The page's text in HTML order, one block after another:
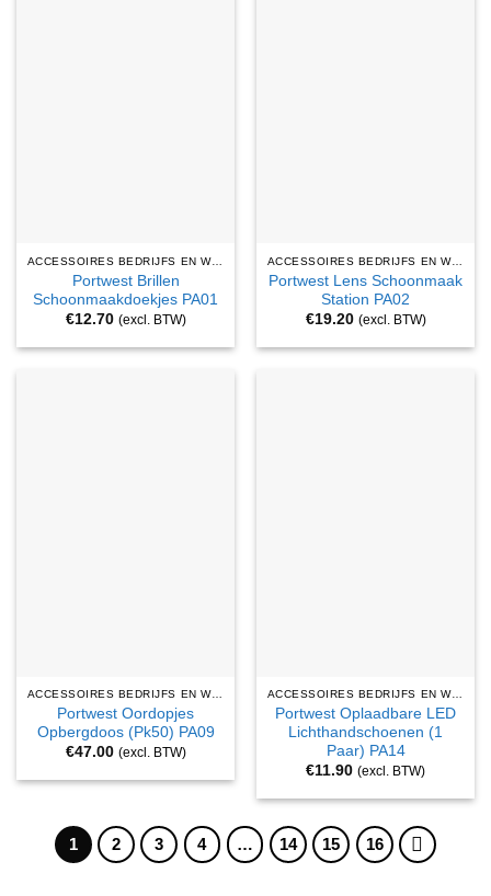
ACCESSOIRES BEDRIJFS EN WERKKLEDING
Portwest Brillen
Schoonmaakdoekjes PA01
€12.70 (excl. BTW)
ACCESSOIRES BEDRIJFS EN WERKKLEDING
Portwest Lens Schoonmaak
Station PA02
€19.20 (excl. BTW)
ACCESSOIRES BEDRIJFS EN WERKKLEDING
Portwest Oordopjes
Opbergdoos (Pk50) PA09
€47.00 (excl. BTW)
ACCESSOIRES BEDRIJFS EN WERKKLEDING
Portwest Oplaadbare LED
Lichthandschoenen (1
Paar) PA14
€11.90 (excl. BTW)
1 2 3 4 … 14 15 16